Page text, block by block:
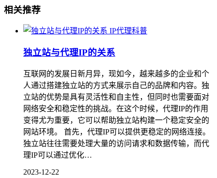
相关推荐
IP代理科普
独立站与代理IP的关系
互联网的发展日新月异，现如今，越来越多的企业和个
人通过搭建独立站的方式来展示自己的品牌和内容。独
立站的优势是具有灵活性和自主性，但同时也需要面对
网络安全和稳定性的挑战。在这个时候，代理IP的作用
变得尤为重要，它可以帮助独立站构建一个稳定安全的
网站环境。 首先，代理IP可以提供更稳定的网络连接。
独立站往往需要处理大量的访问请求和数据传输，而代
理IP可以通过优化…
2023-12-22